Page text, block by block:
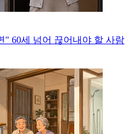
" 60세 넘어 끊어내야 할 사람